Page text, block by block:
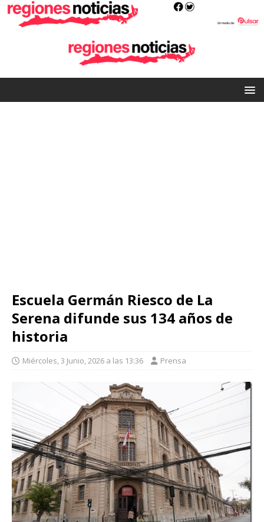
Escuela Germán Riesco de La
Serena difunde sus 134 años de
historia
Miércoles, 3 Junio, 2026 a las 13:36 Prensa